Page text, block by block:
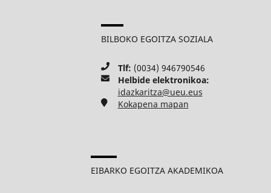
BILBOKO EGOITZA SOZIALA
Tlf: (0034) 946790546
Helbide elektronikoa:
idazkaritza@ueu.eus
Kokapena mapan
EIBARKO EGOITZA AKADEMIKOA